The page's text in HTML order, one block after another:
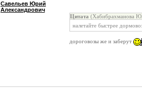
Савельев Юрий
Александрович
Цитата (Хабибрахманова
налетайте быстрее
дороговозы же и заберут